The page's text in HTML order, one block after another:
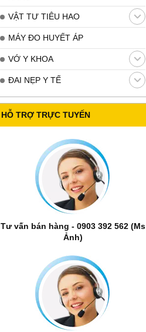
VẬT TƯ TIÊU HAO
MÁY ĐO HUYẾT ÁP
VỚ Y KHOA
ĐAI NẸP Y TẾ
HỖ TRỢ TRỰC TUYẾN
Tư vấn bán hàng - 0903 392 562 (Ms
Ảnh)